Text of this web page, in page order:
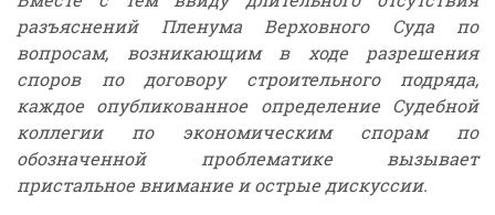
разъяснений Пленума Верховного Суда по
вопросам, возникающим в ходе разрешения
споров по договору строительного подряда,
каждое опубликованное определение Судебной
коллегии по экономическим спорам по
обозначенной проблематике вызывает
пристальное внимание и острые дискуссии.